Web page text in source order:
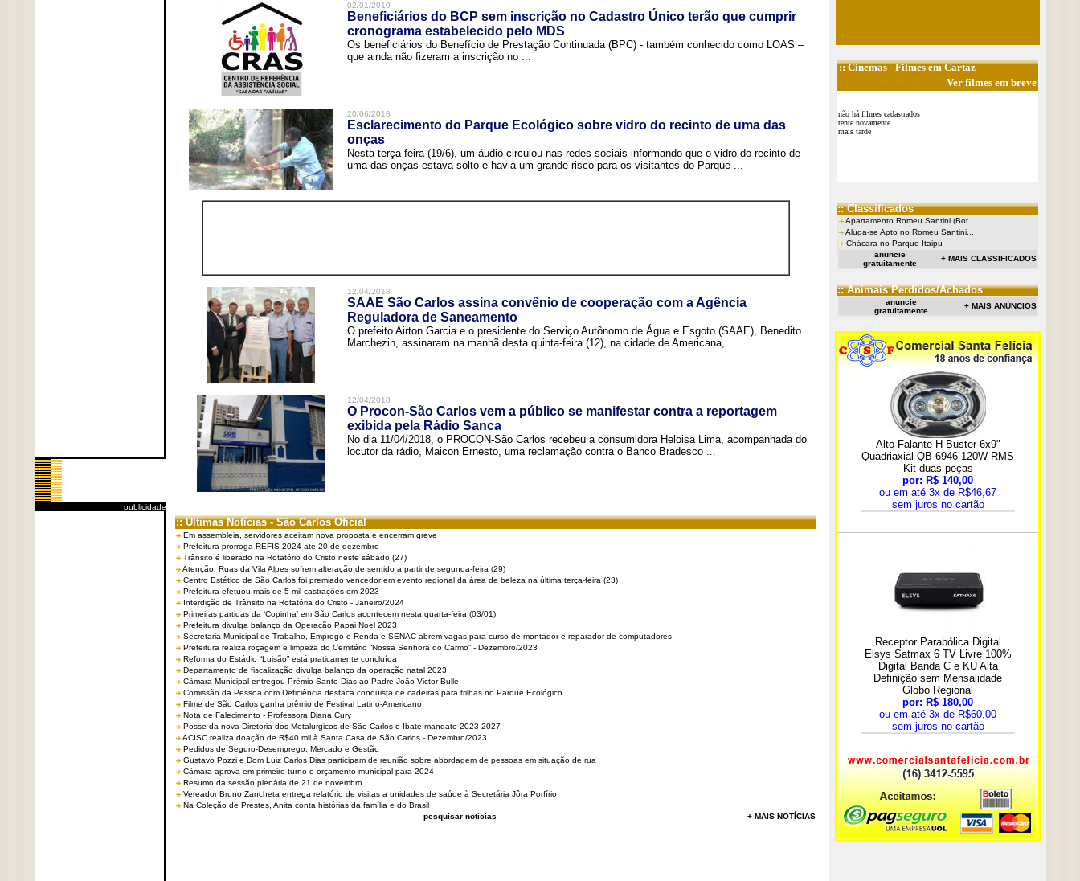
publicidade
02/01/2019
Beneficiários do BCP sem inscrição no Cadastro Único terão que cumprir
cronograma estabelecido pelo MDS
Os beneficiários do Benefício de Prestação Continuada (BPC) - também conhecido como LOAS –
que ainda não fizeram a inscrição no ...
20/06/2018
Esclarecimento do Parque Ecológico sobre vidro do recinto de uma das
onças
Nesta terça-feira (19/6), um áudio circulou nas redes sociais informando que o vidro do recinto de
uma das onças estava solto e havia um grande risco para os visitantes do Parque ...
12/04/2018
SAAE São Carlos assina convênio de cooperação com a Agência
Reguladora de Saneamento
O prefeito Airton Garcia e o presidente do Serviço Autônomo de Água e Esgoto (SAAE), Benedito
Marchezin, assinaram na manhã desta quinta-feira (12), na cidade de Americana, ...
12/04/2018
O Procon-São Carlos vem a público se manifestar contra a reportagem
exibida pela Rádio Sanca
No dia 11/04/2018, o PROCON-São Carlos recebeu a consumidora Heloisa Lima, acompanhada do
locutor da rádio, Maicon Ernesto, uma reclamação contra o Banco Bradesco ...
:: Últimas Notícias - São Carlos Oficial
Em assembleia, servidores aceitam nova proposta e encerram greve
Prefeitura prorroga REFIS 2024 até 20 de dezembro
Trânsito é liberado na Rotatório do Cristo neste sábado (27)
Atenção: Ruas da Vila Alpes sofrem alteração de sentido a partir de segunda-feira (29)
Centro Estético de São Carlos foi premiado vencedor em evento regional da área de beleza na última terça-feira (23)
Prefeitura efetuou mais de 5 mil castrações em 2023
Interdição de Trânsito na Rotatória do Cristo - Janeiro/2024
Primeiras partidas da ‘Copinha’ em São Carlos acontecem nesta quarta-feira (03/01)
Prefeitura divulga balanço da Operação Papai Noel 2023
Secretaria Municipal de Trabalho, Emprego e Renda e SENAC abrem vagas para curso de montador e reparador de computadores
Prefeitura realiza roçagem e limpeza do Cemitério “Nossa Senhora do Carmo” - Dezembro/2023
Reforma do Estádio “Luisão” está praticamente concluída
Departamento de fiscalização divulga balanço da operação natal 2023
Câmara Municipal entregou Prêmio Santo Dias ao Padre João Victor Bulle
Comissão da Pessoa com Deficiência destaca conquista de cadeiras para trilhas no Parque Ecológico
Filme de São Carlos ganha prêmio de Festival Latino-Americano
Nota de Falecimento - Professora Diana Cury
Posse da nova Diretoria dos Metalúrgicos de São Carlos e Ibaté mandato 2023-2027
ACISC realiza doação de R$40 mil à Santa Casa de São Carlos - Dezembro/2023
Pedidos de Seguro-Desemprego, Mercado e Gestão
Gustavo Pozzi e Dom Luiz Carlos Dias participam de reunião sobre abordagem de pessoas em situação de rua
Câmara aprova em primeiro turno o orçamento municipal para 2024
Resumo da sessão plenária de 21 de novembro
Vereador Bruno Zancheta entrega relatório de visitas a unidades de saúde à Secretária Jôra Porfírio
Na Coleção de Prestes, Anita conta histórias da família e do Brasil
pesquisar notícias
+ MAIS NOTÍCIAS
::Cinemas- Filmes em Cartaz
Ver filmes em breve
não há filmes cadastrados
tente novamente
mais tarde
:: Classificados
Apartamento Romeu Santini (Bot...
Aluga-se Apto no Romeu Santini...
Chácara no Parque Itaipu
anuncie
gratuitamente
+ MAIS CLASSIFICADOS
:: Animais Perdidos/Achados
anuncie
gratuitamente
+ MAIS ANÚNCIOS